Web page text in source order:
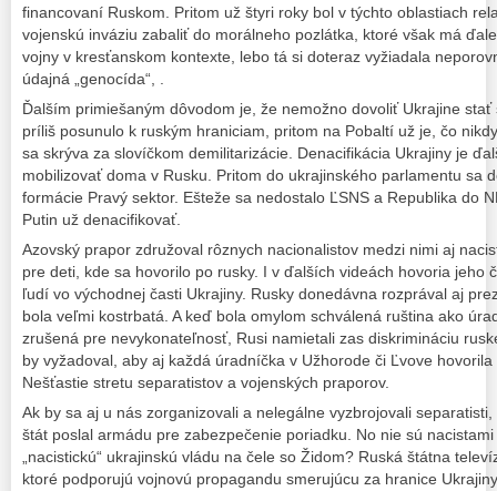
financovaní Ruskom. Pritom už štyri roky bol v týchto oblastiach
vojenskú inváziu zabaliť do morálneho pozlátka, ktoré však má
vojny v kresťanskom kontexte, lebo tá si doteraz vyžiadala
údajná „genocída“, .
Ďalším primiešaným dôvodom je, že nemožno dovoliť Ukrajine
príliš posunulo k ruským hraniciam, pritom na Pobaltí už je, čo
sa skrýva za slovíčkom demilitarizácie. Denacifikácia Ukrajiny je
mobilizovať doma v Rusku. Pritom do ukrajinského parlamentu sa
formácie Pravý sektor. Ešteže sa nedostalo ĽSNS a Republika do
Putin už denacifikovať.
Azovský prapor združoval rôznych nacionalistov medzi nimi aj
pre deti, kde sa hovorilo po rusky. I v ďalších videách hovoria jeho
ľudí vo východnej časti Ukrajiny. Rusky donedávna rozprával aj
bola veľmi kostrbatá. A keď bola omylom schválená ruština ako
zrušená pre nevykonateľnosť, Rusi namietali zas diskrimináciu
by vyžadoval, aby aj každá úradníčka v Užhorode či Ľvove
Nešťastie stretu separatistov a vojenských praporov.
Ak by sa aj u nás zorganizovali a nelegálne vyzbrojovali
štát poslal armádu pre zabezpečenie poriadku. No nie sú
„nacistickú“ ukrajinskú vládu na čele so Židom? Ruská štátna
ktoré podporujú vojnovú propagandu smerujúcu za hranice